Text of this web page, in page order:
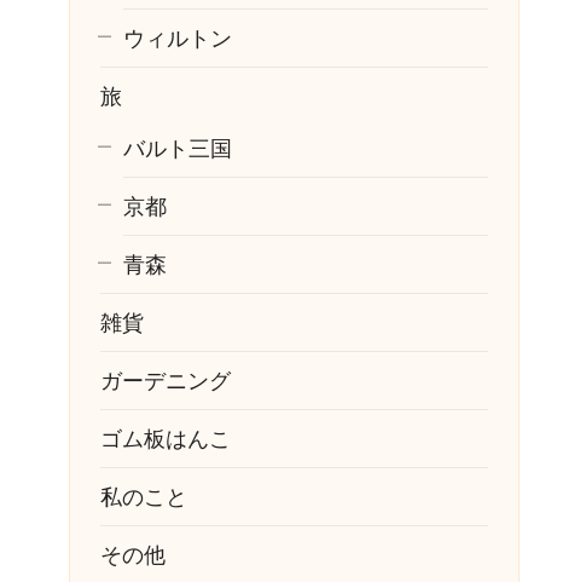
ウィルトン
旅
バルト三国
京都
青森
雑貨
ガーデニング
ゴム板はんこ
私のこと
その他